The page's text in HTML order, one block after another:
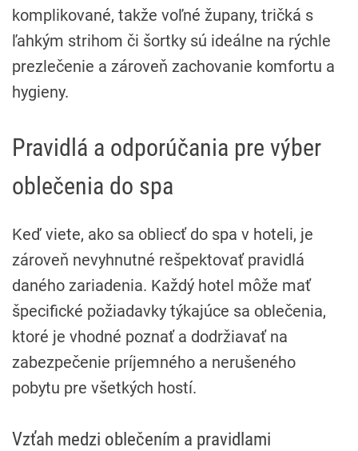
komplikované, takže voľné župany, tričká s
ľahkým strihom či šortky sú ideálne na rýchle
prezlečenie a zároveň zachovanie komfortu a
hygieny.
Pravidlá a odporúčania pre výber
oblečenia do spa
Keď viete, ako sa obliecť do spa v hoteli, je
zároveň nevyhnutné rešpektovať pravidlá
daného zariadenia. Každý hotel môže mať
špecifické požiadavky týkajúce sa oblečenia,
ktoré je vhodné poznať a dodržiavať na
zabezpečenie príjemného a nerušeného
pobytu pre všetkých hostí.
Vzťah medzi oblečením a pravidlami